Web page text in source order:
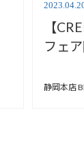
【
フェ
静岡本店